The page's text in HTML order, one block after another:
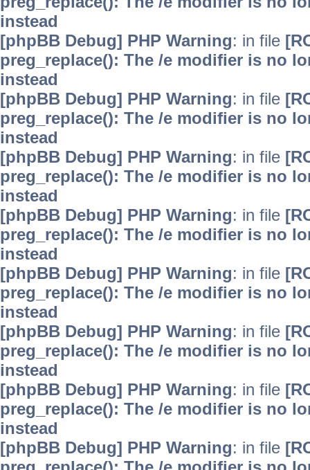
instead
[phpBB Debug] PHP Warning: in file
preg_replace(): The /e modifier is no
instead
[phpBB Debug] PHP Warning: in file
preg_replace(): The /e modifier is no
instead
[phpBB Debug] PHP Warning: in file
preg_replace(): The /e modifier is no
instead
[phpBB Debug] PHP Warning: in file
preg_replace(): The /e modifier is no
instead
[phpBB Debug] PHP Warning: in file
preg_replace(): The /e modifier is no
instead
[phpBB Debug] PHP Warning: in file
preg_replace(): The /e modifier is no
instead
[phpBB Debug] PHP Warning: in file
preg_replace(): The /e modifier is no
instead
[phpBB Debug] PHP Warning: in file